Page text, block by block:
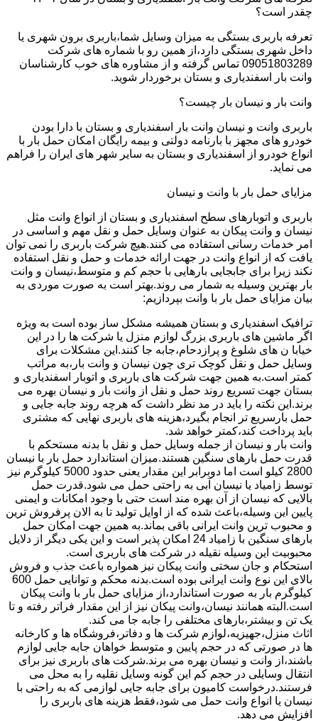
چقدر است؟
تعرفه باربری بستگی به میزان وسایل شما،باربری برون شهری یا
داخل شهری بستگی دارد،از همین رو با شماره های شرکت
09051803289 تماس گرفته و از مشاوره های خوب کارشناسان
وانت بار اسفندیاری و بستان برخوردار شوید.
وانت بار و نیسان بار چیست؟
باربری وانت و نیسان وانت بار اسفندیاری و بستان با دارا بودن
خودرو های مجهز با بارنامه دولتی و بیمه رایگان امکان حمل بار با
انواع خودرو از اسفندیاری و بستان به سایر شهر های ایران را فراهم
می نماید.
مزایای حمل بار با وانت و نیسان
باربری و اتوبارهای سطح اسفندیاری و بستان از انواع وانت مثل
نیسان و وانت پیکان به عنوان وسایل حمل و نقل مهم و اساسی در
امر خدمات رسانی استفاده می کنند.هیچ شرکت باربری را نمی توان
یافت که از انواع وانت در جهت ارائه خدمات و حمل و نقل استفاده
نکند زیرا برای جابجایی بارهایی با حجم کم و متوسط،نیسان و وانت
بار بهترین وسیله به شمار می روند.بهتر است به صورت موردی به
بیان مزایای حمل بار با وانت بپردازیم:
ترافیک اسفندیاری و بستان همیشه مشکل ساز بوده است به ویژه
اگر ماشین های باربری بزرگ لوازم منزل یا شرکت ها را در این
خیابا ن های شلوغ و پرازدحام،جابه جا کنند.این مشکلات برای
وسایل حمل و نقل کوچک تری چون نیسان و وانت بار،به مراتب
کمتر است.به همین جهت شرکت های باربری و اتوبار اسفندیاری و
بستان جهت تسریع روند حمل و نقل از وانت بار و نیسان بهره می
برند.این نکته را باید در مد نظر داشت که هرچه روند جابه جایی و
حمل بارسریع تر انجام بگیرد،هزینه های باربری نهایی که مشتری
باید پرداخت کند،کمتر خواهد شد.
وانت بار و نیسان از جمله وسایل حمل و نقل با بدنه مستحکم با
قدرت حمل بارهای سنگین هستند.میزان استاندارد حمل بار با نیسان
2800 کیلو است اما دوبرابر این مقدار یعنی حدود 5000 کیلوگرم نیز
توسط زامیاد یا نیسان آبی به راحتی حمل می شود.قدرت حمل
بالایی که نیسان از آن بهره مند است حتی با وجود امکانات و ایمنی
پایین این وسیله،باعث شده که از اوایل تولید تا به الان پرفروش ترین
و محبوب ترین وانت ایرانی باقی بماند.به همین جهت امکان حمل
بارهای سنگین با زامیاد 24 امکان پذیر است و این یکی دیگر از دلایل
محبوبیت این وسیله نقیله در شرکت های باربری است.
استحکام و جان سختی وانت پیکان نیز همواره باعث جذب و فروش
بالای این نوع وانت ایرانی بوده است.بدنه محکم و توانایی حمل 600
کیلوگرم بار به صورت استاندارد،از مزایای حمل بار با وانت پیکان
است.البته همانند نیسان،وانت پیکان نیز از این مقدار فراتر رفته و تا
یک تن و بیشتر،بارهای مختلفی را جابه جا می کند.
اثاث منزل،جهیزیه،لوازم شرکت ها و دفاتر،فروشگاه ها و کارخانه
ها در صورتی که در حجم پایین و متوسط خواهان جابه جایی لوازم
باشند،از وانت و نیسان بهره می برند.شرکت های باربری نیز برای
انتقال وسایلی در حجم کم این گونه وسایل نقلیه را به محل می
فرستند.درخواست کامیون برای جابه جایی لوازمی که به راحتی با
نیسان یا انواع وانت حمل می شود،فقط هزینه های باربری را
افزایش می دهد.